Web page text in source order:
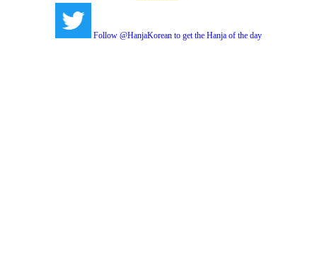
Follow @HanjaKorean to get the Hanja of the day